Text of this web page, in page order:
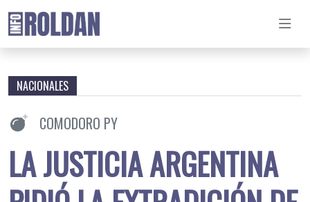
NACIONALES
COMODORO PY
LA JUSTICIA ARGENTINA